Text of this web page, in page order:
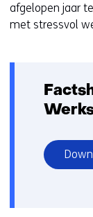
afgelopen jaar
met stressvol